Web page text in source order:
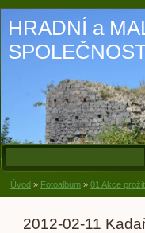
HRADNÍ a
Úvod » Fotoalbum » 01 Akce
2012-02-11